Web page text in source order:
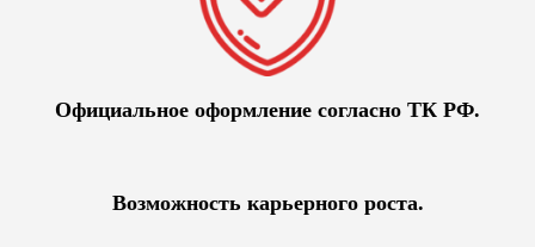
Официальное оформление согласно ТК РФ.
Возможность карьерного роста.